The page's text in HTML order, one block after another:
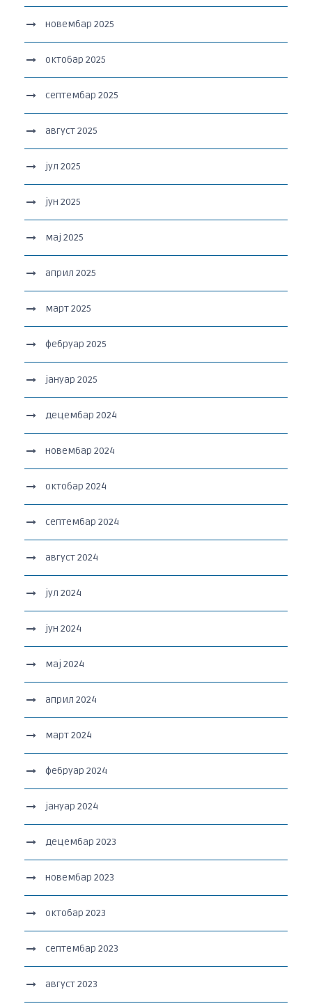
новембар 2025
октобар 2025
септембар 2025
август 2025
јул 2025
јун 2025
мај 2025
април 2025
март 2025
фебруар 2025
јануар 2025
децембар 2024
новембар 2024
октобар 2024
септембар 2024
август 2024
јул 2024
јун 2024
мај 2024
април 2024
март 2024
фебруар 2024
јануар 2024
децембар 2023
новембар 2023
октобар 2023
септембар 2023
август 2023